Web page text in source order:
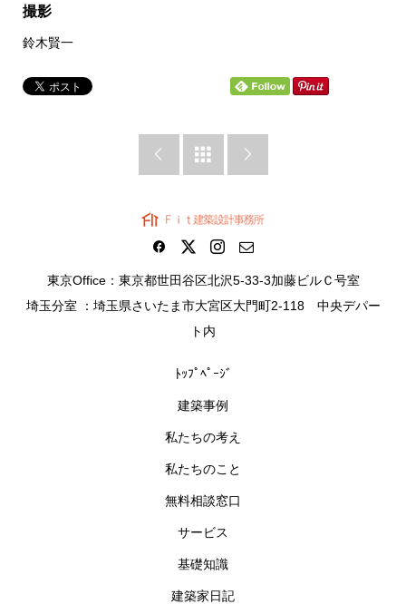
撮影
鈴木賢一
  
東京Office：東京都世田谷区北沢5-33-3加藤ビルＣ号室
埼玉分室 ：埼玉県さいたま市大宮区大門町2-118 中央デパー
ト内
ﾄｯﾌﾟﾍﾟｰｼﾞ
建築事例
私たちの考え
私たちのこと
無料相談窓口
サービス
基礎知識
建築家日記